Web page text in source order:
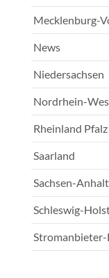
Mecklenburg-
News
Niedersachsen
Nordrhein-
Rheinland Pfalz
Saarland
Sachsen-Anhalt
Schleswig-